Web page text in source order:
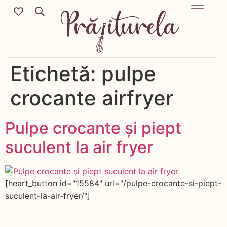
Etichetă: pulpe
crocante airfryer
Pulpe crocante și piept
suculent la air fryer
[heart_button id="15584" url="/pulpe-crocante-si-piept-
suculent-la-air-fryer/"]